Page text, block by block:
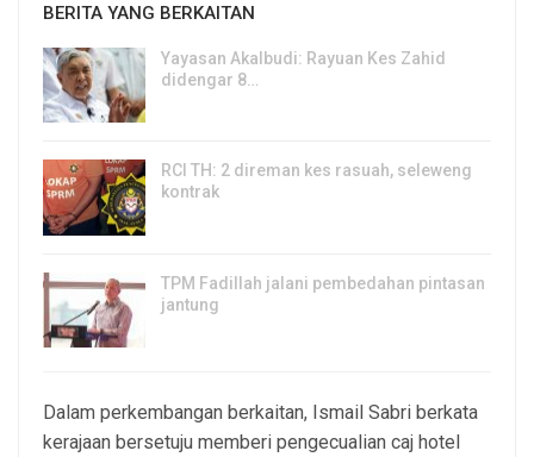
BERITA YANG BERKAITAN
Yayasan Akalbudi: Rayuan Kes Zahid
didengar 8…
RCI TH: 2 direman kes rasuah, seleweng
kontrak
TPM Fadillah jalani pembedahan pintasan
jantung
Dalam perkembangan berkaitan, Ismail Sabri berkata
kerajaan bersetuju memberi pengecualian caj hotel